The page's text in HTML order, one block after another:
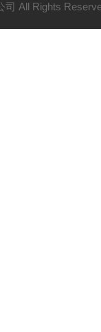
司 All Rights